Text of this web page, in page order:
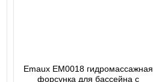
Emaux EM0018 гидромассажная
форсунка для бассейна с